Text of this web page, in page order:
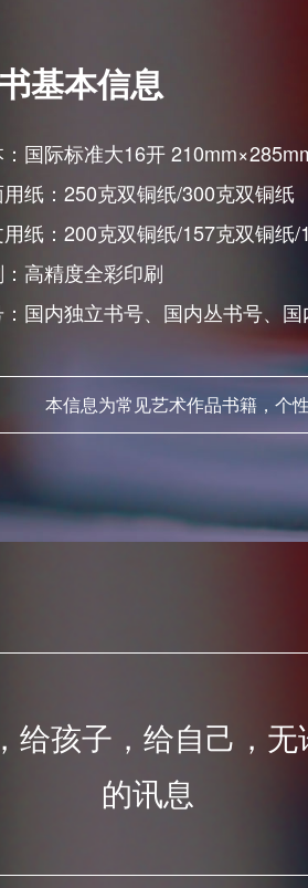
基本信息
国际标准大16开
纸：250克双铜纸/300克双铜纸
纸：200克双铜纸/157克双铜纸
高精度全彩印刷
国内独立书号、国内丛书号、
本信息为常见艺术作品书籍，个
给孩子，给自己，
的讯息